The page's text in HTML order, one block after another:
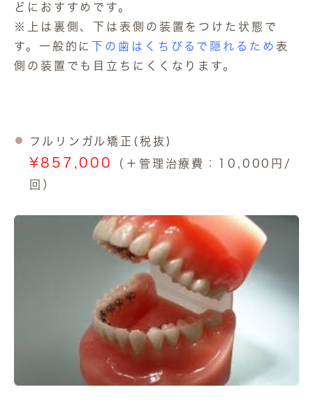
どにおすすめです。
※上は裏側、下は表側の装置をつけた状態で
す。一般的に 下の歯はくちびるで隠れるため 表
側の装置でも目立ちにくくなります。
フルリンガル矯正(税抜)
¥857,000
（＋管理治療費：10,000円/
回）